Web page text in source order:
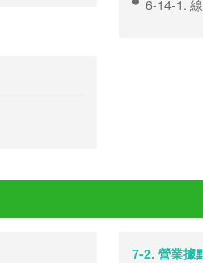
6-14-1.
7-2. 營業據